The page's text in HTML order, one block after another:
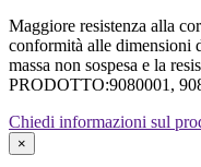
Maggiore resistenza alla
conformità alle dimensioni
massa non sospesa e la
PRODOTTO:9080001,
Chiedi informazioni sul
×